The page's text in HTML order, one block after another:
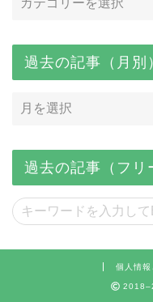
過去の記事（月別）
過去の記事（フリ
個人情報